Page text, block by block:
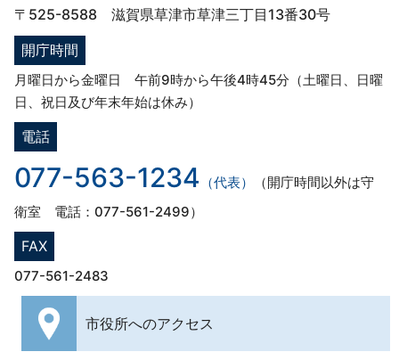
〒525-8588 滋賀県草津市草津三丁目13番30号
開庁時間
月曜日から金曜日 午前9時から午後4時45分（土曜日、日曜
日、祝日及び年末年始は休み）
電話
077-563-1234 （代表）
（開庁時間以外は守
衛室 電話：077-561-2499）
FAX
077-561-2483
市役所へのアクセス